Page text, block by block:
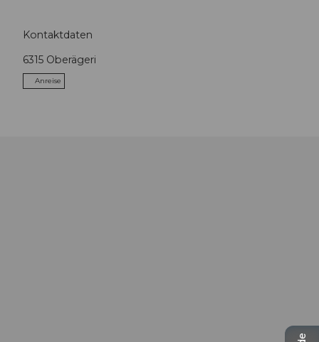
Kontaktdaten
6315 Oberägeri
Anreise